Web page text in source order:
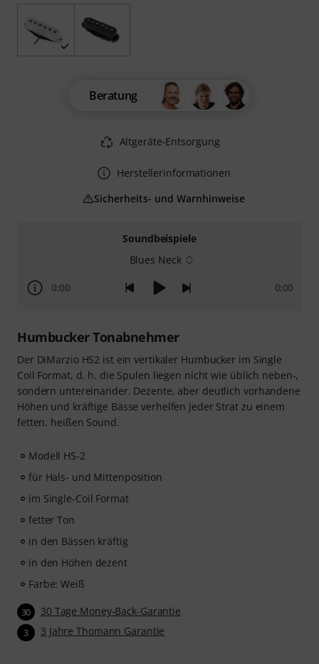
Soundbeispiele
Blues Neck
0:00 0:00
Humbucker Tonabnehmer
Der DiMarzio HS2 ist ein vertikaler Humbucker im Single
Coil Format, d. h. die Spulen liegen nicht wie üblich neben-,
sondern untereinander. Dezente, aber deutlich vorhandene
Höhen und kräftige Bässe verhelfen jeder Strat zu einem
fetten, heißen Sound.
Modell HS-2
für Hals- und Mittenposition
im Single-Coil Format
fetter Ton
in den Bässen kräftig
in den Höhen dezent
Farbe: Weiß
30 30 Tage Money-Back-Garantie
3 3 Jahre Thomann Garantie
Beratung
Altgeräte-Entsorgung
Herstellerinformationen
Sicherheits- und Warnhinweise